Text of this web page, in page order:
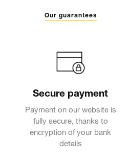
Our guarantees
Secure payment
Payment on our website is
fully secure, thanks to
encryption of your bank
details